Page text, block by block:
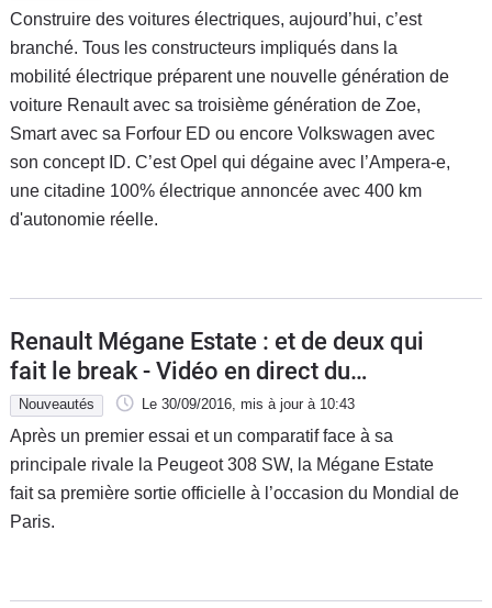
Construire des voitures électriques, aujourd’hui, c’est
branché. Tous les constructeurs impliqués dans la
mobilité électrique préparent une nouvelle génération de
voiture Renault avec sa troisième génération de Zoe,
Smart avec sa Forfour ED ou encore Volkswagen avec
son concept ID. C’est Opel qui dégaine avec l’Ampera-e,
une citadine 100% électrique annoncée avec 400 km
d'autonomie réelle.
Renault Mégane Estate : et de deux qui
fait le break - Vidéo en direct du
Mondial auto 2016
Nouveautés Le 30/09/2016, mis à jour à 10:43
Après un premier essai et un comparatif face à sa
principale rivale la Peugeot 308 SW, la Mégane Estate
fait sa première sortie officielle à l’occasion du Mondial de
Paris.